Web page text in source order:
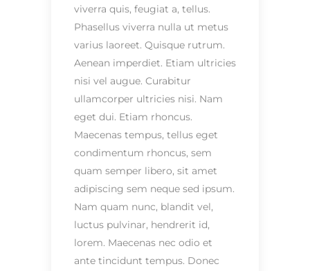
viverra quis, feugiat a, tellus.
Phasellus viverra nulla ut metus
varius laoreet. Quisque rutrum.
Aenean imperdiet. Etiam ultricies
nisi vel augue. Curabitur
ullamcorper ultricies nisi. Nam
eget dui. Etiam rhoncus.
Maecenas tempus, tellus eget
condimentum rhoncus, sem
quam semper libero, sit amet
adipiscing sem neque sed ipsum.
Nam quam nunc, blandit vel,
luctus pulvinar, hendrerit id,
lorem. Maecenas nec odio et
ante tincidunt tempus. Donec